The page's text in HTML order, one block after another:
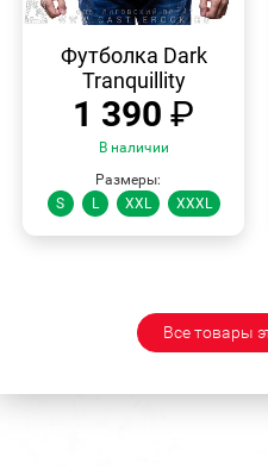
ПРОСМОТР
Футболка Dark
Tranquillity
1 390 ₽
В наличии
Размеры:
S
L XXL XXXL
Все товары